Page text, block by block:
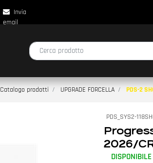
Invia
email
La modifica di un filtro aggiorna
Catalogo prodotti UPGRADE FORCELLA PDS-2
PDS_SYS2-
2026/
DISPONIBILE